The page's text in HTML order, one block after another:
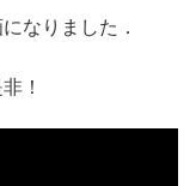
なりました．
！